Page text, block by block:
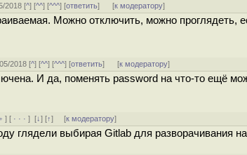
2018 [^] [^^] [^^^] [ответить] [к модератору]
Можно отключить, можно проглядеть,
2018 [^] [^^] [^^^] [ответить] [к модератору]
И да, поменять password на что-то ещё
] [ · · ·][↓] [↑] [к модератору]
глядели выбирая Gitlab для разворачивания